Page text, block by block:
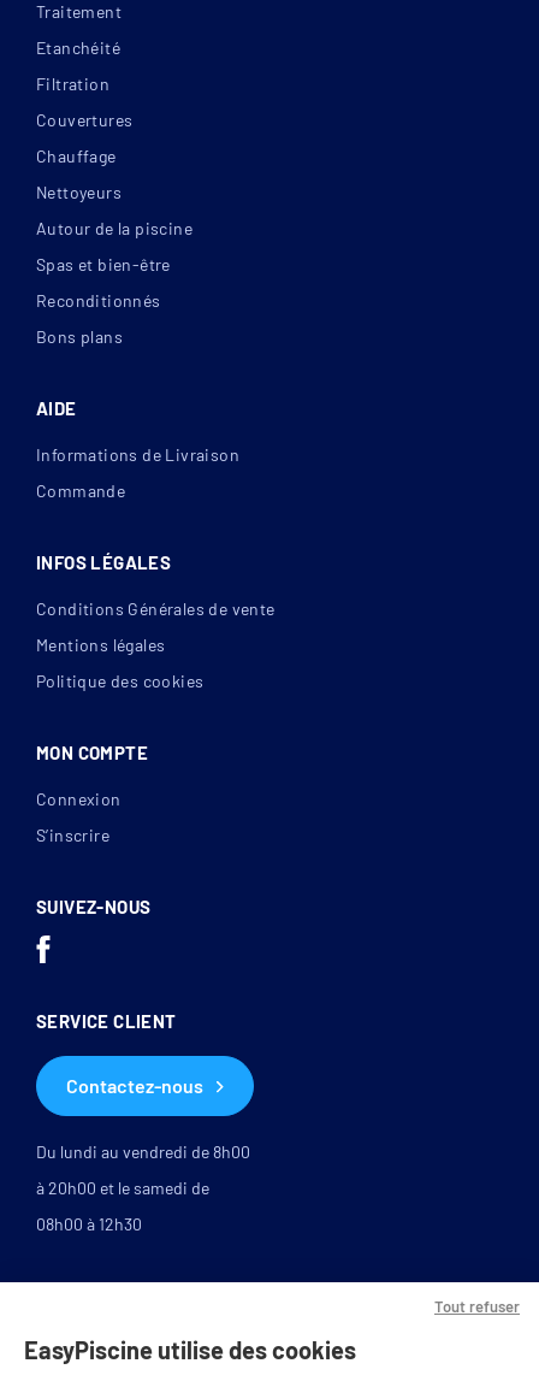
EasyPiscine utilise des cookies
Tout refuser
Traitement
Etanchéité
Filtration
Couvertures
Chauffage
Nettoyeurs
Autour de la piscine
Spas et bien-être
Reconditionnés
Bons plans
AIDE
Informations de Livraison
Commande
INFOS LÉGALES
Conditions Générales de vente
Mentions légales
Politique des cookies
MON COMPTE
Connexion
S’inscrire
SUIVEZ-NOUS
SERVICE CLIENT
Contactez-nous
Du lundi au vendredi de 8h00
à 20h00 et le samedi de
08h00 à 12h30